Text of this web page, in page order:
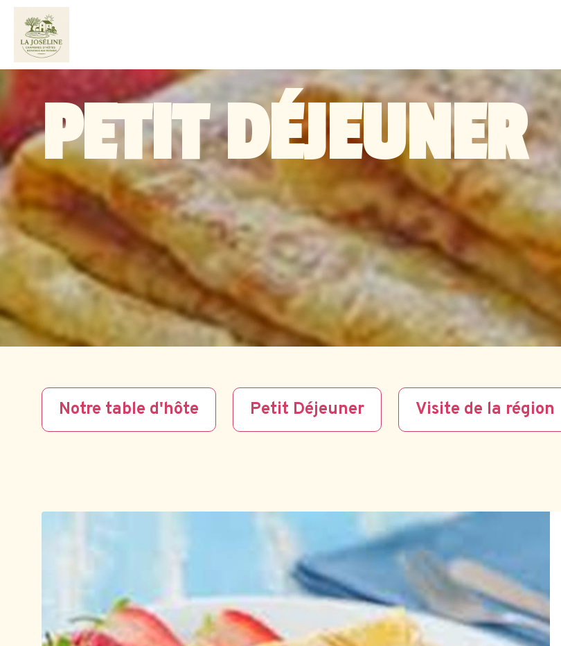
PETIT DÉJEUNER
Notre table d'hôte Petit Déjeuner Visite de la région